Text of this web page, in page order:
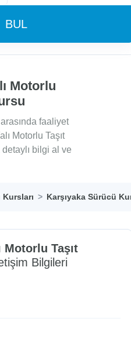
BUL
Motorlu
faaliyet
Motorlu Taşıt
bilgi al ve
Karşıyaka Sürücü
Motorlu Taşıt
Bilgileri